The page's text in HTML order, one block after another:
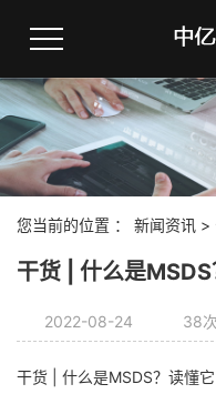
网站首页
中欧卡航
中亚卡航
中俄卡航
您当前的位置 ： 新闻资讯 >
干货 | 什么是MSDS
2022-08-24 38次
干货 | 什么是MSDS？读懂它